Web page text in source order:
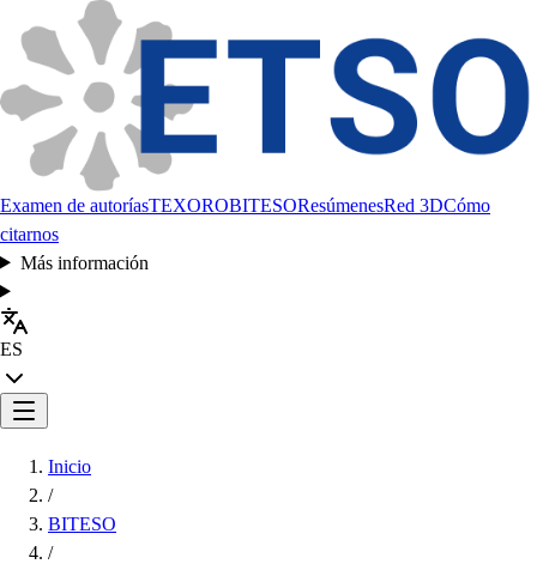
Examen de autoríasTEXOROBITESOResúmenesRed 3DCómo
citarnos
Más información
ES
Inicio
/
BITESO
/